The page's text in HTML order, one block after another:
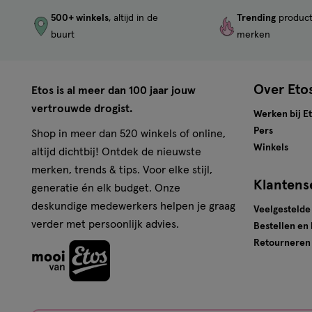
500+ winkels, altijd in de
buurt
Trending
merken
Etos is al meer dan 100 jaar jouw
vertrouwde drogist.
Shop in meer dan 520 winkels of online,
altijd dichtbij! Ontdek de nieuwste
merken, trends & tips. Voor elke stijl,
generatie én elk budget. Onze
deskundige medewerkers helpen je graag
verder met persoonlijk advies.
Over
Werken bij
Pers
Winkels
Veelgestelde
Bestellen en
Retourneren